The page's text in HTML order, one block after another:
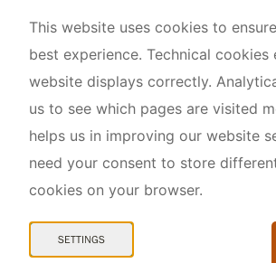
This website uses cookies to
best experience. Technical cookies
website displays correctly.
us to see which pages are visited
helps us in improving our website
need your consent to store
cookies on your browser.
SETTINGS